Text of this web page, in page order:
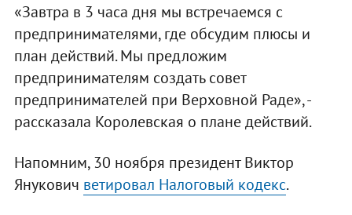
«Завтра в 3 часа дня мы встречаемся с
предпринимателями, где обсудим плюсы и
план действий. Мы предложим
предпринимателям создать совет
предпринимателей при Верховной Раде», -
рассказала Королевская о плане действий.
Напомним, 30 ноября президент Виктор
Янукович ветировал Налоговый кодекс. ​